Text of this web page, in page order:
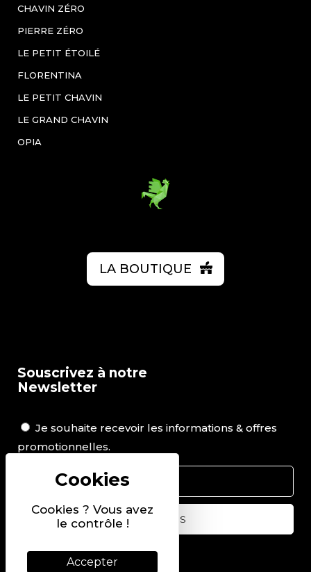
Cookies ? Vous avez
le contrôle !
Accepter
CHAVIN ZÉRO
PIERRE ZÉRO
LE PETIT ÉTOILÉ
FLORENTINA
LE PETIT CHAVIN
LE GRAND CHAVIN
OPIA
LA BOUTIQUE
Souscrivez à notre
Newsletter
Je souhaite recevoir les informations & offres
promotionnelles.
Suivez-nous sur